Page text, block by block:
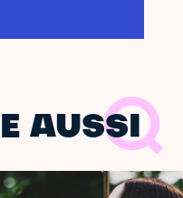
AUSSI